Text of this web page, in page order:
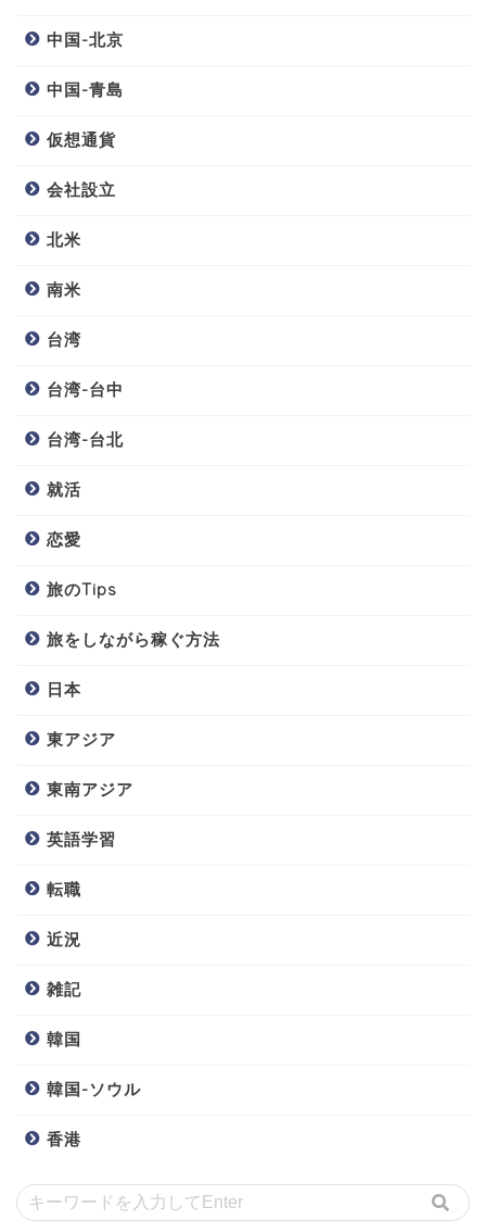
中国-北京
中国-青島
仮想通貨
会社設立
北米
南米
台湾
台湾-台中
台湾-台北
就活
恋愛
旅のTips
旅をしながら稼ぐ方法
日本
東アジア
東南アジア
英語学習
転職
近況
雑記
韓国
韓国-ソウル
香港